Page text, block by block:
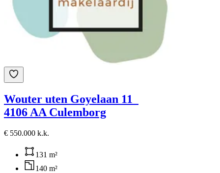
Wouter uten Goyelaan 11
4106 AA Culemborg
€ 550.000 k.k.
131 m²
140 m²